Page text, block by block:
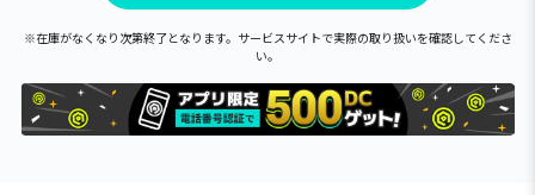
※在庫がなくなり次第終了となります。サービスサイトで実際の取り扱いを確認してくださ
い。